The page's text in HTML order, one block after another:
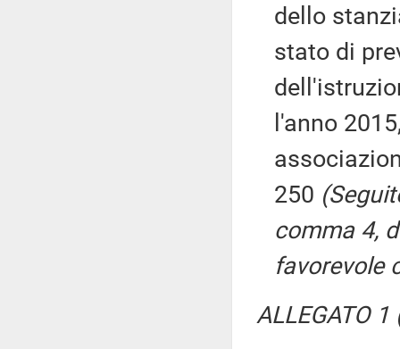
dello
stato di
l'anno
250
comma 4,
favorevole
ALLEGATO